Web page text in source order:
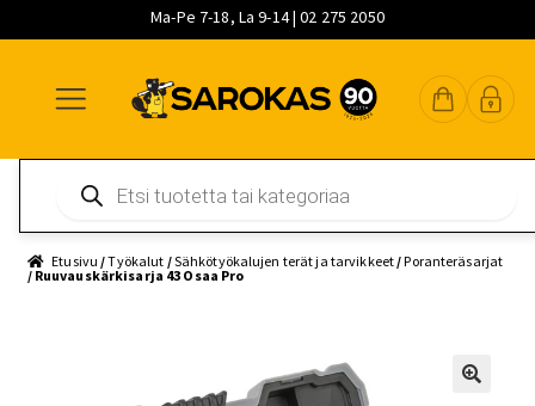
Ma-Pe 7-18, La 9-14 | 02 275 2050
navigointiin
sisältöön
pääsisältöön
search
Etusivu /Työkalut /Sähkötyökalujen terät ja tarvikkeet /Poranteräsarjat
/ Ruuvauskärkisarja 43 Osaa Pro